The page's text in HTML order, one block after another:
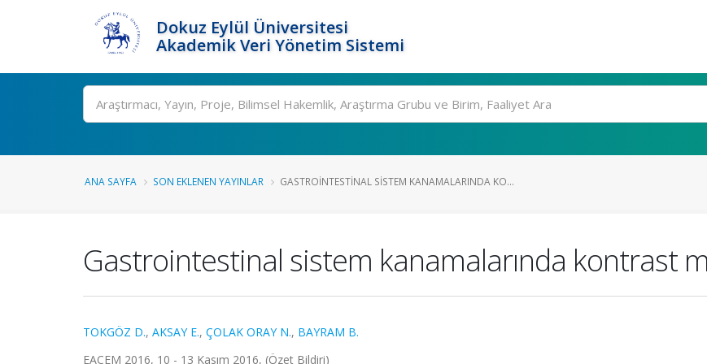
Dokuz Eylül Üniversitesi
Akademik Veri Yönetim Sistemi
Ara
ANA SAYFA SON EKLENEN YAYINLAR GASTROINTESTINAL SISTEM KANAMALARINDA KO...
Gastrointestinal sistem kanamalarında kontrast
TOKGÖZ D., AKSAY E., ÇOLAK ORAY N., BAYRAM B.
EACEM 2016, 10 - 13 Kasım 2016, (Özet Bildiri)